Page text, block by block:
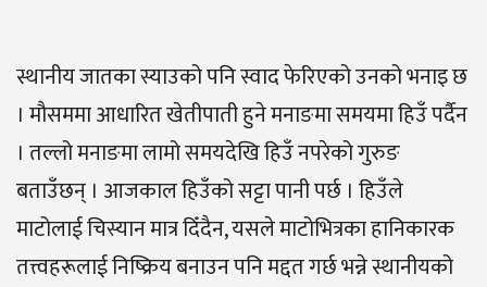
स्थानीय जातका स्याउको पनि स्वाद फेरिएको उनको भनाइ छ
। मौसममा आधारित खेतीपाती हुने मनाङमा समयमा हिउँ पर्दैन
। तल्लो मनाङमा लामो समयदेखि हिउँ नपरेको गुरुङ
बताउँछन् । आजकाल हिउँको सट्टा पानी पर्छ । हिउँले
माटोलाई चिस्यान मात्र दिँदैन, यसले माटोभित्रका हानिकारक
तत्त्वहरूलाई निष्क्रिय बनाउन पनि मद्दत गर्छ भन्ने स्थानीयको